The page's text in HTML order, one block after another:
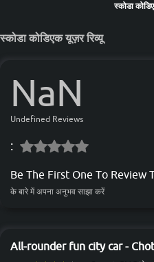
स्कोडा
स्कोडा कोडिएक यूज़र रिव्यू
NaN
Undefined Reviews
:
Be The First One To Review
के बारे में अपना अनुभव साझा करें
All-rounder fun city car -